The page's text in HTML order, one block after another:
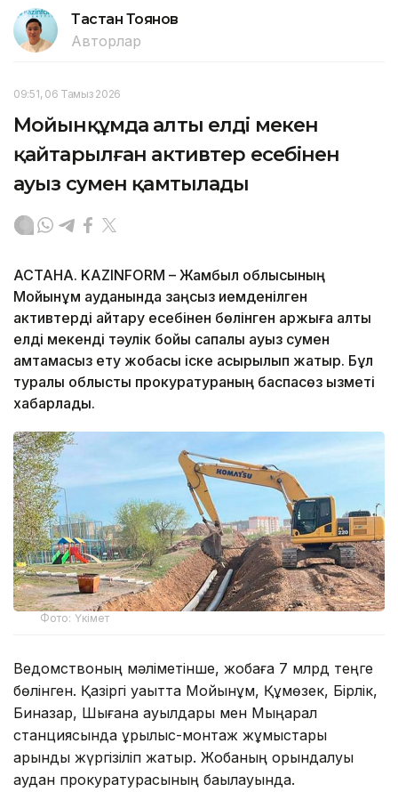
Тастан Тоянов
Авторлар
09:51, 06 Тамыз 2026
Мойынқұмда алты елді мекен
қайтарылған активтер есебінен
ауыз сумен қамтылады
АСТАНА. KAZINFORM – Жамбыл облысының
Мойынқұм ауданында заңсыз иемденілген
активтерді қайтару есебінен бөлінген қаржыға алты
елді мекенді тәулік бойы сапалы ауыз сумен
қамтамасыз ету жобасы іске асырылып жатыр. Бұл
туралы облыстық прокуратураның баспасөз қызметі
хабарлады.
Фото: Үкімет
Ведомствоның мәліметінше, жобаға 7 млрд теңге
бөлінген. Қазіргі уақытта Мойынқұм, Құмөзек, Бірлік,
Биназар, Шығанақ ауылдары мен Мыңарал
станциясында құрылыс-монтаж жұмыстары
қарқынды жүргізіліп жатыр. Жобаның орындалуы
аудан прокуратурасының бақылауында.